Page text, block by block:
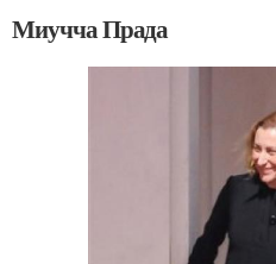
Миучча Прада